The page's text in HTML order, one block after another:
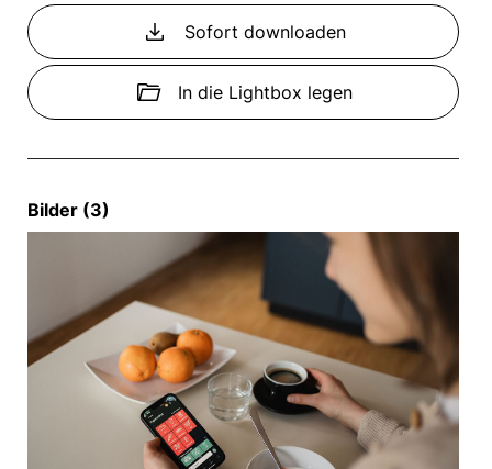
download Sofort downloaden
folder_open In die Lightbox legen
Bilder (3)